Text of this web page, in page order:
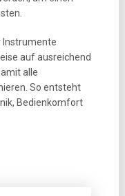
Instrumente
auf ausreichend
alle
So entsteht
Bedienkomfort